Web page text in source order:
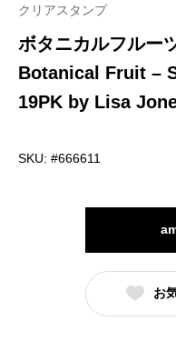
クリアスタンプ
ボタニカルフルー
Botanical Fruit –
19PK by Lisa
SKU: #666611
お